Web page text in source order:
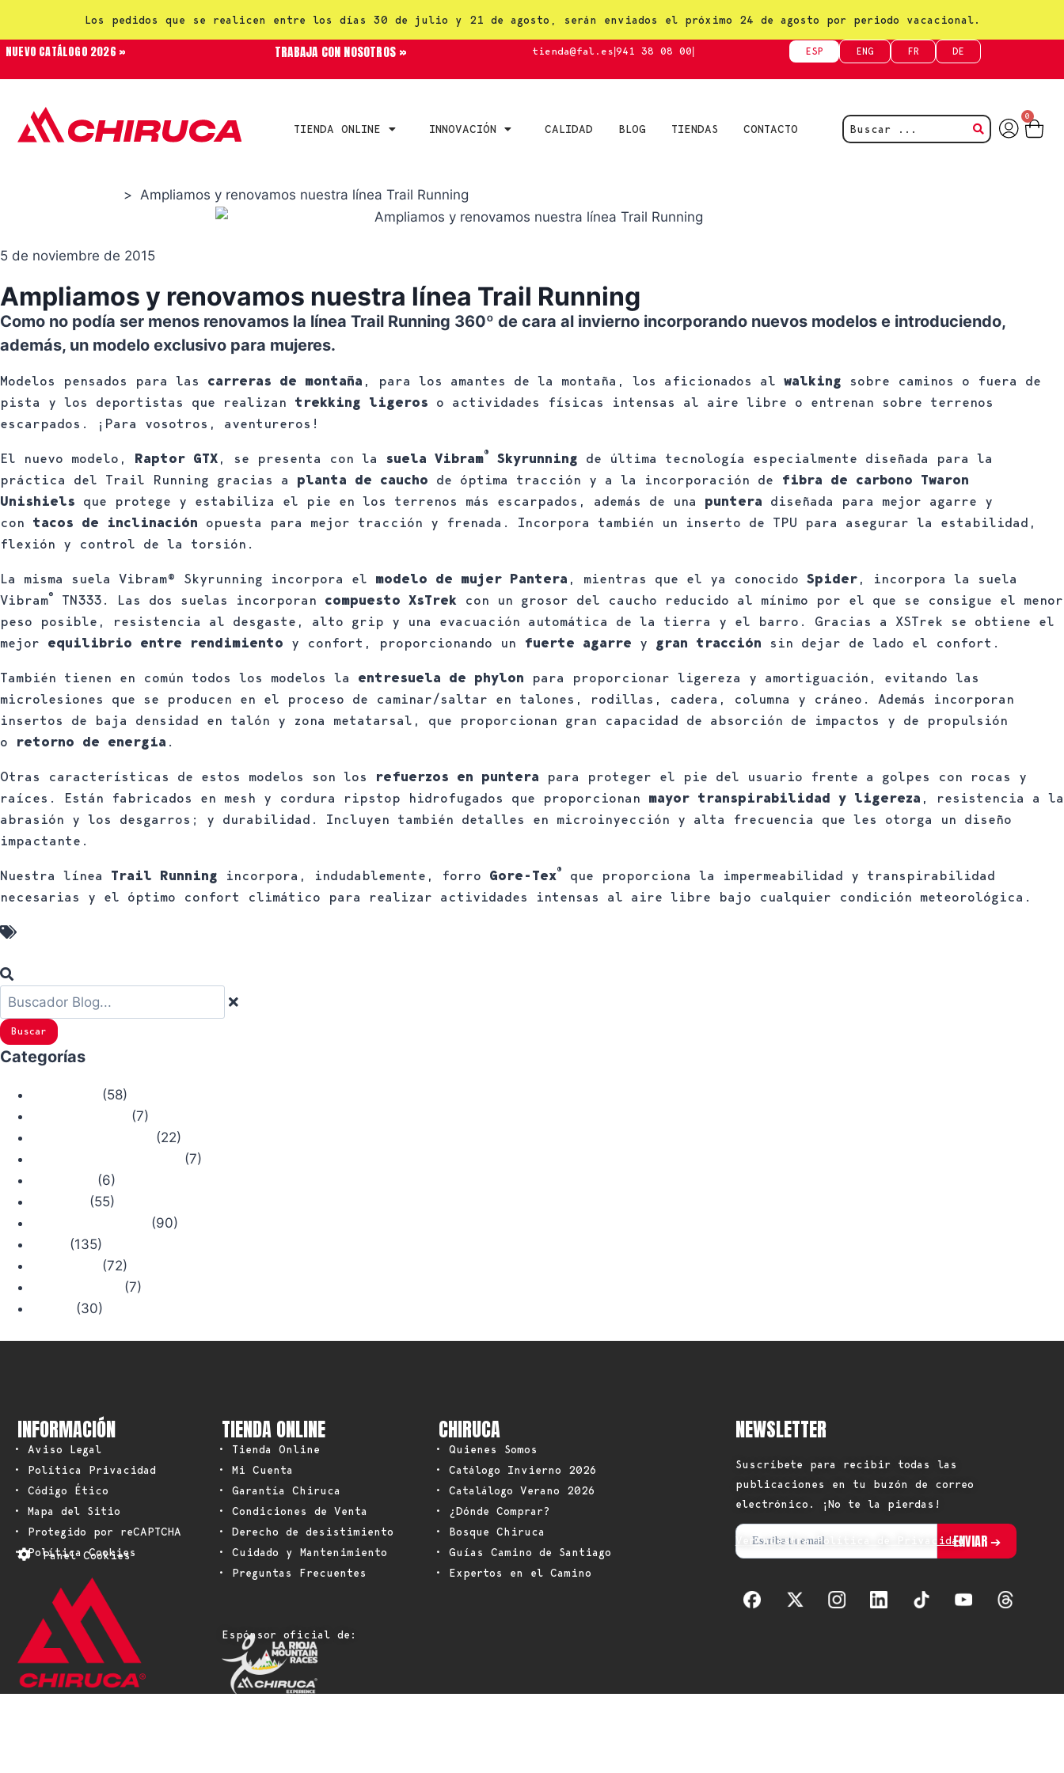
Los pedidos que se realicen entre los días 30 de julio y 21 de agosto, serán enviados el próximo 24 de agosto por periodo vacacional.
NUEVO CATÁLOGO 2026 » TRABAJA CON NOSOTROS » tienda@fal.es 941 38 08 00 ESP ENG FR DE
TIENDA ONLINE INNOVACIÓN CALIDAD BLOG TIENDAS CONTACTO
0
> Ampliamos y renovamos nuestra línea Trail Running
5 de noviembre de 2015
Ampliamos y renovamos nuestra línea Trail Running
Como no podía ser menos renovamos la línea Trail Running 360º de cara al invierno incorporando nuevos modelos e introduciendo,
además, un modelo exclusivo para mujeres.
Modelos pensados para las carreras de montaña , para los amantes de la montaña, los aficionados al walking sobre caminos o fuera de
pista y los deportistas que realizan trekking ligeros o actividades físicas intensas al aire libre o entrenan sobre terrenos
escarpados. ¡Para vosotros, aventureros!
El nuevo modelo, Raptor GTX , se presenta con la suela Vibram® Skyrunning de última tecnología especialmente diseñada para la
práctica del Trail Running gracias a planta de caucho de óptima tracción y a la incorporación de fibra de carbono Twaron
Unishiels que protege y estabiliza el pie en los terrenos más escarpados, además de una puntera diseñada para mejor agarre y
con tacos de inclinación opuesta para mejor tracción y frenada. Incorpora también un inserto de TPU para asegurar la estabilidad,
flexión y control de la torsión.
La misma suela Vibram® Skyrunning incorpora el modelo de mujer Pantera , mientras que el ya conocido Spider , incorpora la suela
Vibram® TN333. Las dos suelas incorporan compuesto XsTrek con un grosor del caucho reducido al mínimo por el que se consigue el menor
peso posible, resistencia al desgaste, alto grip y una evacuación automática de la tierra y el barro. Gracias a XSTrek se obtiene el
mejor equilibrio entre rendimiento y confort, proporcionando un fuerte agarre y gran tracción sin dejar de lado el confort.
También tienen en común todos los modelos la entresuela de phylon para proporcionar ligereza y amortiguación, evitando las
microlesiones que se producen en el proceso de caminar/saltar en talones, rodillas, cadera, columna y cráneo. Además incorporan
insertos de baja densidad en talón y zona metatarsal, que proporcionan gran capacidad de absorción de impactos y de propulsión
o retorno de energía .
Otras características de estos modelos son los refuerzos en puntera para proteger el pie del usuario frente a golpes con rocas y
raíces. Están fabricados en mesh y cordura ripstop hidrofugados que proporcionan mayor transpirabilidad y ligereza , resistencia a la
abrasión y los desgarros; y durabilidad. Incluyen también detalles en microinyección y alta frecuencia que les otorga un diseño
impactante.
Nuestra línea Trail Running incorpora, indudablemente, forro Gore-Tex®
que proporciona la impermeabilidad y transpirabilidad
necesarias y el óptimo confort climático para realizar actividades intensas al aire libre bajo cualquier condición meteorológica.
Buscar
Categorías
(58)
(7)
(22)
(7)
(6)
(55)
(90)
(135)
(72)
(7)
(30)
INFORMACIÓN
• Aviso Legal
• Política Privacidad
• Código Ético
• Mapa del Sitio
• Protegido por reCAPTCHA
• Política Cookies
Panel Cookies
TIENDA ONLINE
• Tienda Online
• Mi Cuenta
• Garantía Chiruca
• Condiciones de Venta
• Derecho de desistimiento
• Cuidado y Mantenimiento
• Preguntas Frecuentes
Espónsor oficial de:
CHIRUCA
• Quienes Somos
• Catálogo Invierno 2026
• Catalálogo Verano 2026
• ¿Dónde Comprar?
• Bosque Chiruca
• Guías Camino de Santiago
• Expertos en el Camino
NEWSLETTER
Suscríbete para recibir todas las
publicaciones en tu buzón de correo
electrónico. ¡No te la pierdas!
Ver nuestra Política de Privacidad